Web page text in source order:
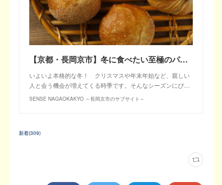
【京都・長岡京市】冬に食べたい至極のパン&スイーツ4選
いよいよ本格的な冬！ クリスマスや年末年始など、親しい
人と会う機会が増えてくる時季です。そんなシーズンにぴ…
SENSE NAGAOKAKYO ～長岡京市のサブサイト～
新着(309)